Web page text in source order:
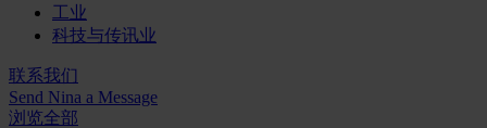
工业
科技与传讯业
联系我们
Send Nina a Message
浏览全部